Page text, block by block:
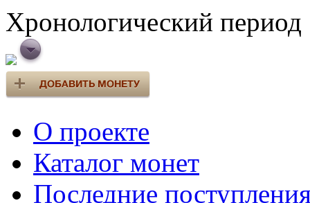
Хронологический период
О проекте
Каталог монет
Последние